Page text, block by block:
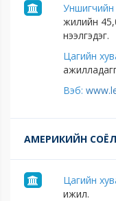
Уншигчийн
жилийн
нээлгэдэг.
Цагийн
Вэб:
АМЕРИКИЙН
Цагийн
ижил.